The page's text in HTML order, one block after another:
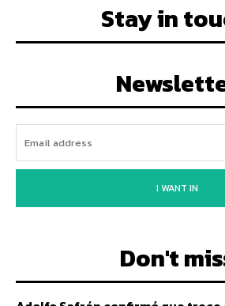
Stay in
I WANT IN
Don't